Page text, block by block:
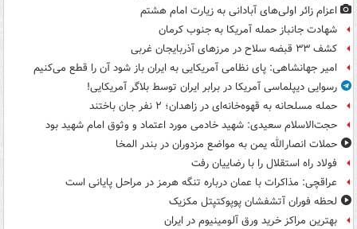
اعزام زائر اولی‌های آبادانی به زیارت امام هشتم
شهادت جانباز حمله آمریکا به جنوب کرمان
کشف ۳۳ قبضه سلاح در مرزهای آذربایجان غربی
امیر جهانشاهی: پای نظامی آمریکایی به ایران باز شود آن را قطع می‌کنیم
رسوایی دیپلماسی آمریکا در برابر ایران توسط بلاگر آمریکایی!
حمله مسلحانه به قهوه‌خانه‌ای در زاهدان؛ ۲ نفر جان باختند
حجت‌الاسلام سعیدی: شهید خادمی مورد اعتماد و وثوق امام شهید بود
حملات انصارالله یمن به مواضع مزدوران در بندر المخا
فولاد راه استقلال را با رضاییان رفت
عراقچی: مذاکرات با عمان درباره تنگه هرمز در مراحل پایانی است
لحظه فوران آتشفشان پوپوکتپتل مکزیک
بهترین مراکز خرید ورق آلومینیوم در ایران